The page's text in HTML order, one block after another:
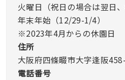
火曜日（祝日の場合は翌日
年末年始（12/29-1/4）
※2023年4月からの休園日
住所
大阪府四條畷市大字逢阪
電話番号